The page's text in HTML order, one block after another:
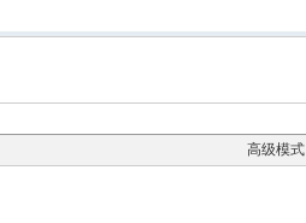
高级模式